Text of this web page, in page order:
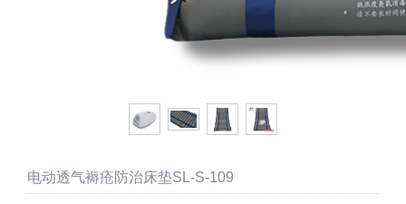
电动透气褥疮防治床垫SL-S-109